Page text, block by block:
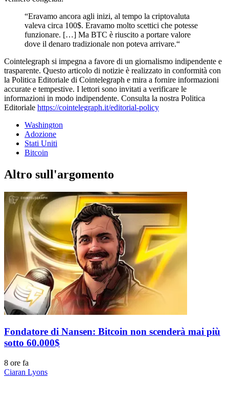
“Eravamo ancora agli inizi, al tempo la criptovaluta
valeva circa 100$. Eravamo molto scettici che potesse
funzionare. […] Ma BTC è riuscito a portare valore
dove il denaro tradizionale non poteva arrivare.“
Cointelegraph si impegna a favore di un giornalismo indipendente e
trasparente. Questo articolo di notizie è realizzato in conformità con
la Politica Editoriale di Cointelegraph e mira a fornire informazioni
accurate e tempestive. I lettori sono invitati a verificare le
informazioni in modo indipendente. Consulta la nostra Politica
Editoriale https://cointelegraph.it/editorial-policy
Washington
Adozione
Stati Uniti
Bitcoin
Altro sull'argomento
Fondatore di Nansen: Bitcoin non scenderà mai più
sotto 60.000$
8 ore fa
Ciaran Lyons